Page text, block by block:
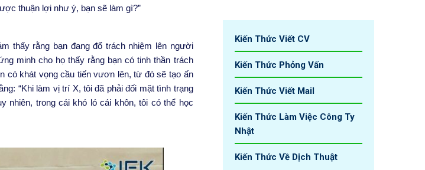
thuận lợi như ý, bạn sẽ làm gì?”
thấy rằng bạn đang đổ trách nhiệm lên người
minh cho họ thấy rằng bạn có tinh thần trách
có khát vọng cầu tiến vươn lên, từ đó sẽ tạo ấn
“Khi làm vị trí X, tôi đã phải đối mặt tình trạng
nhiên, trong cái khó ló cái khôn, tôi có thể học
Kiến Thức Viết CV
Kiến Thức Phỏng Vấn
Kiến Thức Viết Mail
Kiến Thức Làm Việc Công Ty
Nhật
Kiến Thức Về Dịch Thuật